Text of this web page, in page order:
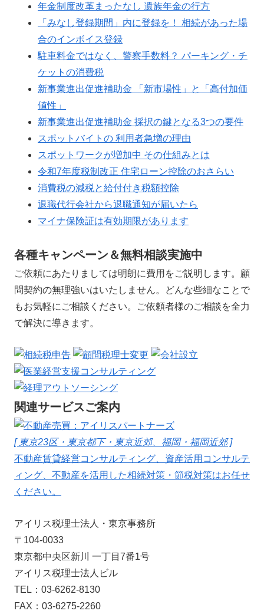
年金制度改革まったなし 遺族年金の行方
「みなし登録期間」内に登録を！ 相続があった場
合のインボイス登録
駐車料金ではなく、警察手数料？ パーキング・チ
ケットの消費税
新事業進出促進補助金 「新市場性」と「高付加価
値性」
新事業進出促進補助金 採択の鍵となる3つの要件
スポットバイトの 利用者急増の理由
スポットワークが増加中 その仕組みとは
令和7年度税制改正 住宅ローン控除のおさらい
消費税の減税と給付付き税額控除
退職代行会社から退職通知が届いたら
マイナ保険証は有効期限があります
各種キャンペーン＆無料相談実施中
ご依頼にあたりましては明朗に費用をご説明します。顧
問契約の無理強いはいたしません。どんな些細なことで
もお気軽にご相談ください。ご依頼者様のご相談を全力
で解決に導きます。
関連サービスご案内
[ 東京23区・東京都下・東京近郊、福岡・福岡近郊 ]
不動産賃貸経営コンサルティング、資産活用コンサルテ
ィング、不動産を活用した相続対策・節税対策はお任せ
ください。
アイリス税理士法人・東京事務所
〒104-0033
東京都中央区新川 一丁目7番1号
アイリス税理士法人ビル
TEL：03-6262-8130
FAX：03-6275-2260